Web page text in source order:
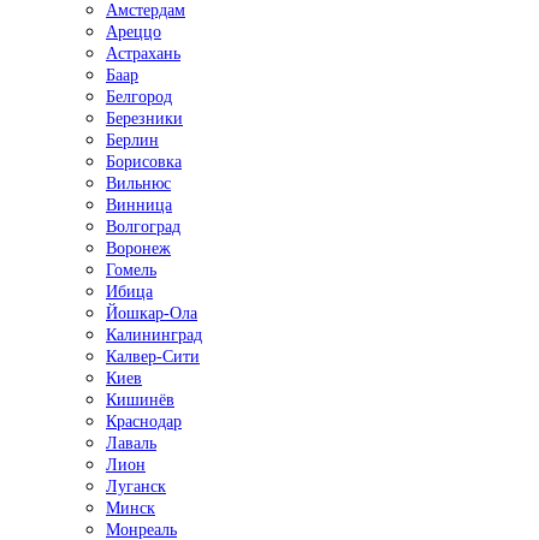
Амстердам
Ареццо
Астрахань
Баар
Белгород
Березники
Берлин
Борисовка
Вильнюс
Винница
Волгоград
Воронеж
Гомель
Ибица
Йошкар-Ола
Калининград
Калвер-Сити
Киев
Кишинёв
Краснодар
Лаваль
Лион
Луганск
Минск
Монреаль